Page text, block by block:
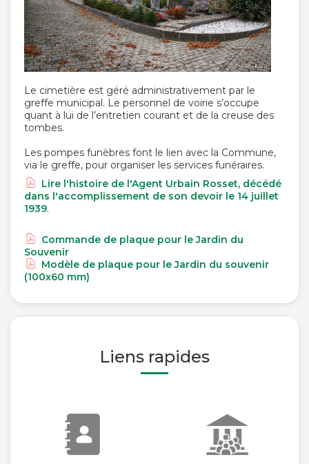
Le cimetière est géré administrativement par le
greffe municipal. Le personnel de voirie s’occupe
quant à lui de l’entretien courant et de la creuse des
tombes.
Les pompes funèbres font le lien avec la Commune,
via le greffe, pour organiser les services funéraires.
Lire l'histoire de l'Agent Urbain Rosset, décédé
dans l'accomplissement de son devoir le 14 juillet
1939.
Commande de plaque pour le Jardin du
Souvenir
Modèle de plaque pour le Jardin du souvenir
(100x60 mm)
Liens rapides